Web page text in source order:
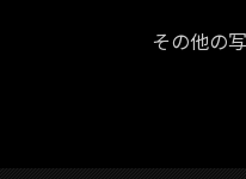
その他の